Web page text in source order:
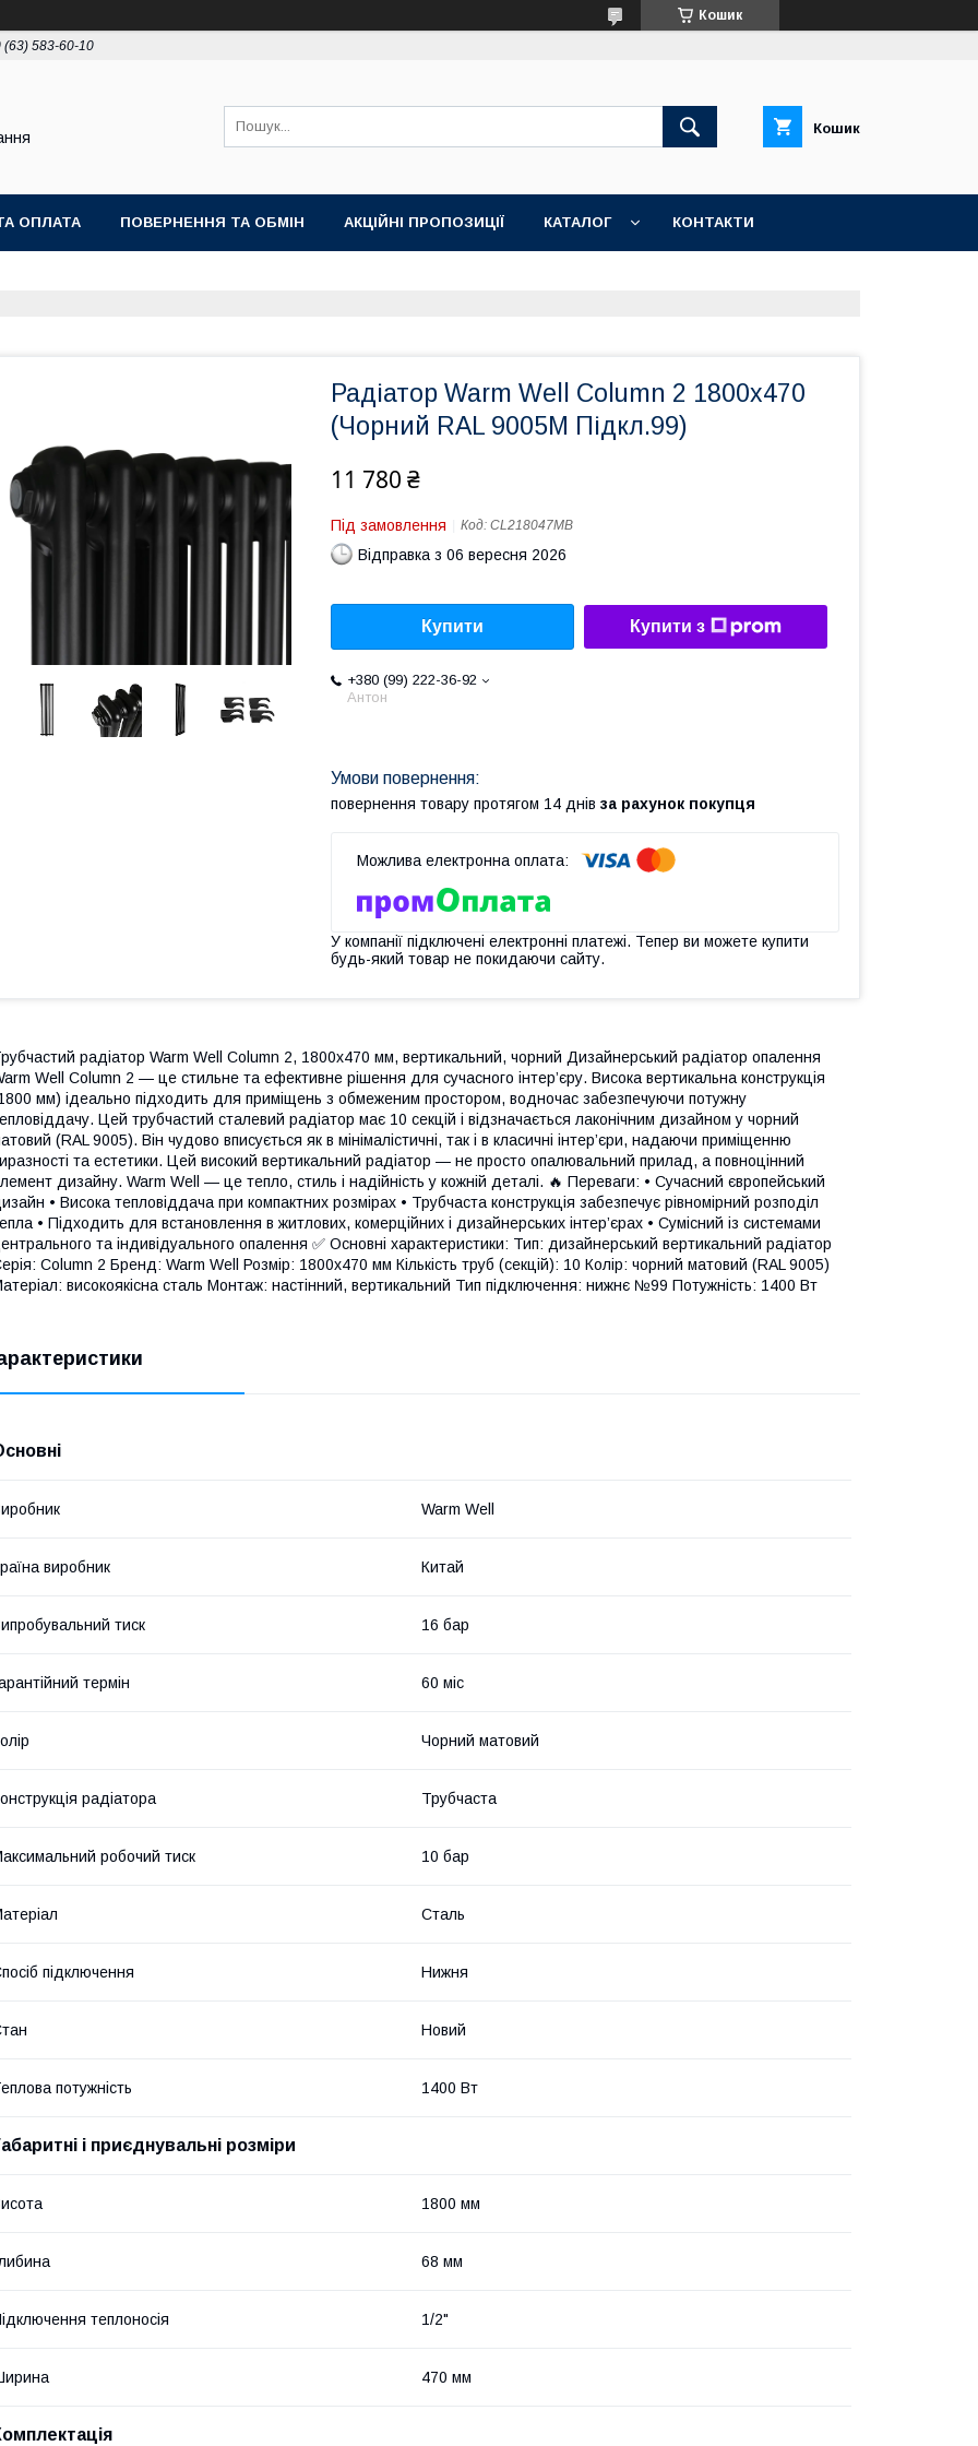
Кошик
(63) 583-60-10
Кошик
ОПЛАТА ПОВЕРНЕННЯ ТА ОБМІН АКЦІЙНІ ПРОПОЗИЦІЇ КАТАЛОГ КОНТАКТИ
Радіатор Warm Well Column 2 1800x470
(Чорний RAL 9005M Підкл.99)
11 780 ₴
Під замовлення Код: CL218047MB
Відправка з 06 вересня 2026
Купити Купити з
+380 (99) 222-36-92
Антон
повернення товару протягом 14 днів за рахунок покупця
У компанії підключені електронні платежі. Тепер ви можете купити
будь-який товар не покидаючи сайту.
радіатор Warm Well Column 2, 1800x470 мм, вертикальний, чорний Дизайнерський радіатор опалення
Well Column 2 — це стильне та ефективне рішення для сучасного інтер’єру. Висока вертикальна конструкція
мм) ідеально підходить для приміщень з обмеженим простором, водночас забезпечуючи потужну
Цей трубчастий сталевий радіатор має 10 секцій і відзначається лаконічним дизайном у чорний
(RAL 9005). Він чудово вписується як в мінімалістичні, так і в класичні інтер’єри, надаючи приміщенню
та естетики. Цей високий вертикальний радіатор — не просто опалювальний прилад, а повноцінний
дизайну. Warm Well — це тепло, стиль і надійність у кожній деталі. 🔥 Переваги: • Сучасний європейський
• Висока тепловіддача при компактних розмірах • Трубчаста конструкція забезпечує рівномірний розподіл
• Підходить для встановлення в житлових, комерційних і дизайнерських інтер’єрах • Сумісний із системами
та індивідуального опалення ✅ Основні характеристики: Тип: дизайнерський вертикальний радіатор
Column 2 Бренд: Warm Well Розмір: 1800x470 мм Кількість труб (секцій): 10 Колір: чорний матовий (RAL 9005)
високоякісна сталь Монтаж: настінний, вертикальний Тип підключення: нижнє №99 Потужність: 1400 Вт
Warm Well
виробник Китай
тиск 16 бар
термін 60 міс
Чорний матовий
радіатора Трубчаста
робочий тиск 10 бар
Сталь
підключення Нижня
Новий
потужність 1400 Вт
і приєднувальні розміри
1800 мм
68 мм
теплоносія 1/2"
470 мм